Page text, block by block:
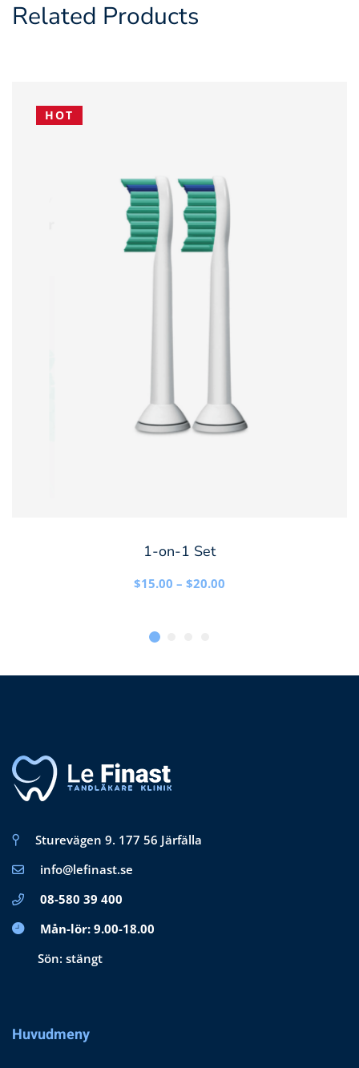
Related Products
HOT
kan
väljas
produktsidan
1-on-1 Set
$15.00 – $20.00
Sturevägen 9. 177 56 Järfälla
info@lefinast.se
08-580 39 400
Mån-lör: 9.00-18.00
Sön: stängt
Huvudmeny